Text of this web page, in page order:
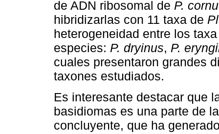
de ADN ribosomal de P.
hibridizarlas con 11 taxa de
heterogeneidad entre los
especies: P. dryinus, P.
cuales presentaron grandes
taxones estudiados.
Es interesante destacar que
basidiomas es una parte de
concluyente, que ha